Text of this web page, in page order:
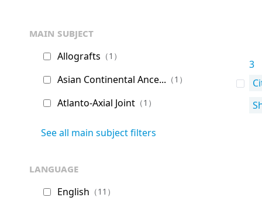
main subject
Allografts （1）
Asian Continental Ance... （1）
Atlanto-Axial Joint （1）
See all main subject filters
language
English （11）
3